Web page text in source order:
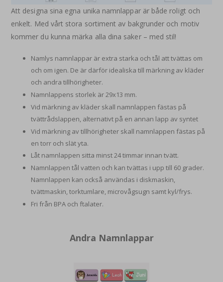
Att designa sina egna unika namnlappar är både roligt och
enkelt. Med vårt stora sortiment av bakgrunder och motiv
kommer du kunna märka alla dina saker – med stil!
Namlys namnlappar är extra starka och tål att tvättas om
och om igen. De är därför idealiska till märkning av kläder
och andra tillhörigheter.
Namnlappens storlek är 29x13 mm.
Vid märkning av kläder skall namnlappen fästas på
tvättrådslappen, alternativt på en annan lapp av syntet
Vid märkning av tillhörigheter skall namnlappen fästas på
en torr och slät yta.
Låt namnlappen sitta minst 24 timmar innan tvätt.
Namnlappen tål vatten och kan tvättas i upp till 60 grader.
Namnlappen kan också användas i diskmaskin,
tvättmaskin, torktumlare, microvågsugn samt kyl/frys.
Fri från BPA och ftalater.
Andra Namnlappar